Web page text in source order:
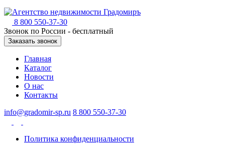
8 800 550-37-30
Звонок по России - бесплатный
Заказать звонок
Главная
Каталог
Новости
О нас
Контакты
info@gradomir-sp.ru 8 800 550-37-30
Политика конфиденциальности